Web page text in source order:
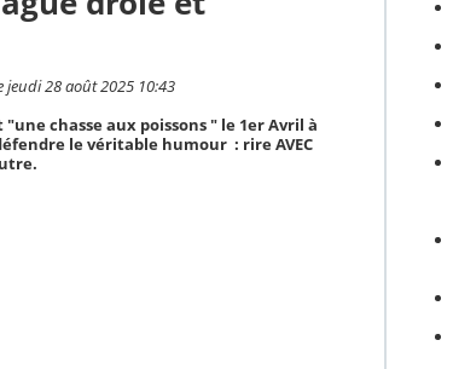
jeudi 28 août 2025 10:43
"une chasse aux poissons " le 1er Avril à
le véritable humour : rire AVEC